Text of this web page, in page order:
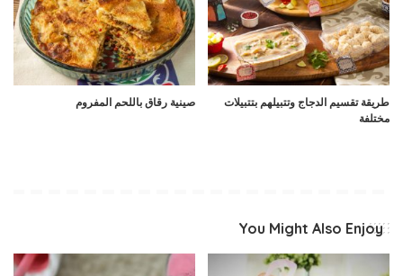
طريقة تقسيم الدجاج وتتبيلهم بتتبيلات
مختلفة
صينية رقاق باللحم المفروم
You Might Also Enjoy